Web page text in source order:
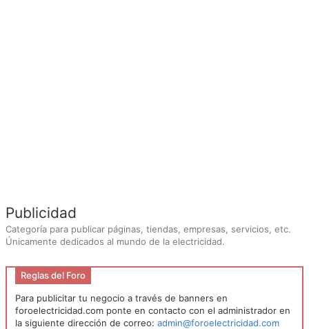
Publicidad
Categoría para publicar páginas, tiendas, empresas, servicios, etc.
Únicamente dedicados al mundo de la electricidad.
Reglas del Foro
Para publicitar tu negocio a través de banners en
foroelectricidad.com ponte en contacto con el administrador en
la siguiente dirección de correo: admin@foroelectricidad.com